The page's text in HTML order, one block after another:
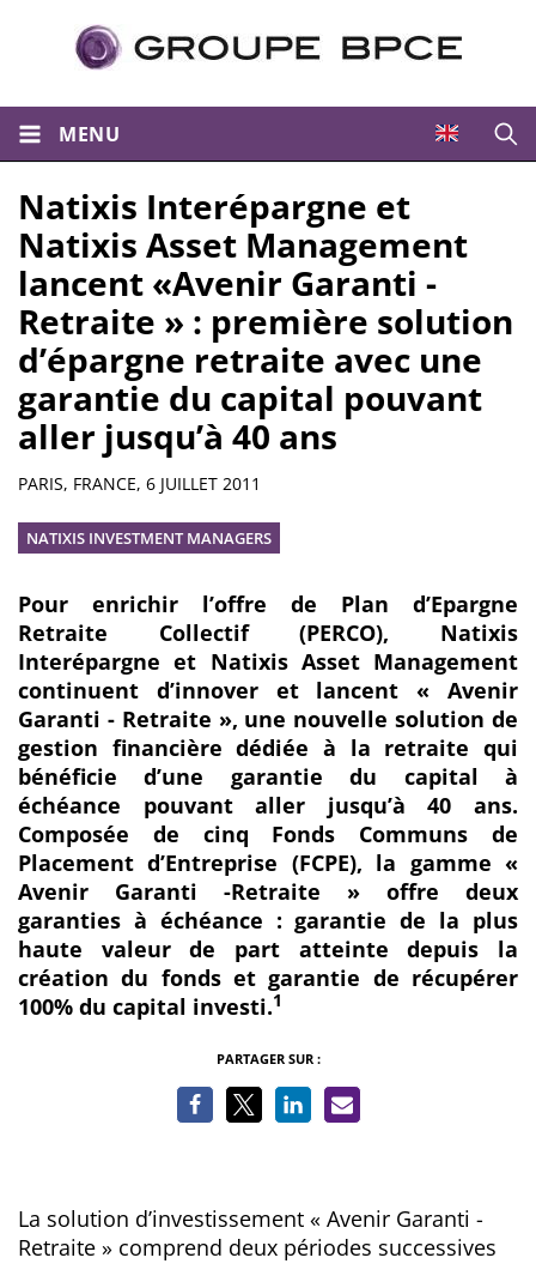
MENU
Natixis Interépargne et
Natixis Asset Management
lancent «Avenir Garanti -
Retraite » : première solution
d’épargne retraite avec une
garantie du capital pouvant
aller jusqu’à 40 ans
Résumé
PARIS, FRANCE, 6 JUILLET 2011
NATIXIS INVESTMENT MANAGERS
Pour enrichir l’offre de Plan d’Epargne
Retraite Collectif (PERCO), Natixis
Interépargne et Natixis Asset Management
continuent d’innover et lancent « Avenir
Garanti - Retraite », une nouvelle solution de
gestion financière dédiée à la retraite qui
bénéficie d’une garantie du capital à
échéance pouvant aller jusqu’à 40 ans.
Composée de cinq Fonds Communs de
Placement d’Entreprise (FCPE), la gamme «
Avenir Garanti -Retraite » offre deux
garanties à échéance : garantie de la plus
haute valeur de part atteinte depuis la
création du fonds et garantie de récupérer
100% du capital investi.1
PARTAGER SUR :
La solution d’investissement « Avenir Garanti -
Retraite » comprend deux périodes successives